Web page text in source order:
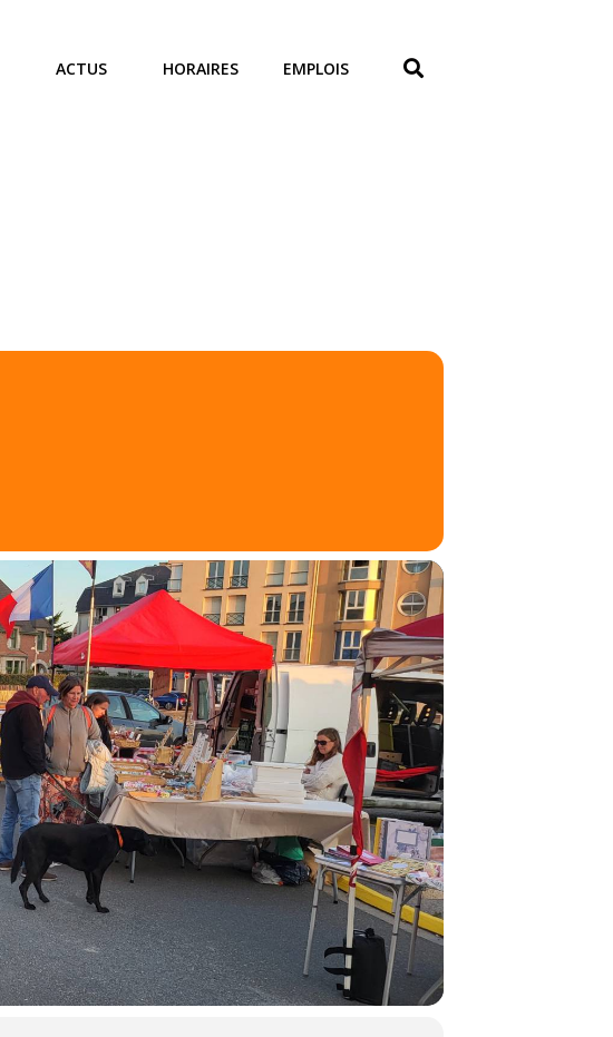
ACTUS HORAIRES EMPLOIS